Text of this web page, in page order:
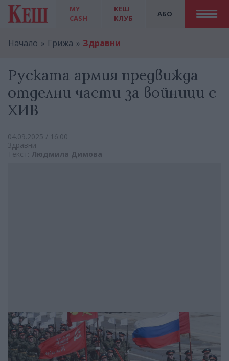
MY
CASH
АБО
КЕШ
КЛУБ
Начало Грижа Здравни
Руската армия предвижда
отделни части за войници с
ХИВ
04.09.2025 / 16:00
Здравни
Текст: Людмила Димова